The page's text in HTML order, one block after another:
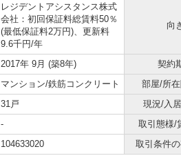
レジデントアシスタンス株式
会社：初回保証料総賃料50％
(最低保証料2万円)、更新料
9.6千円/年
向
2017年 9月 (築8年) 契約
マンション/鉄筋コンクリート 部屋/所
31戸 現況/入
- 取引態様/
104633020 取引条件